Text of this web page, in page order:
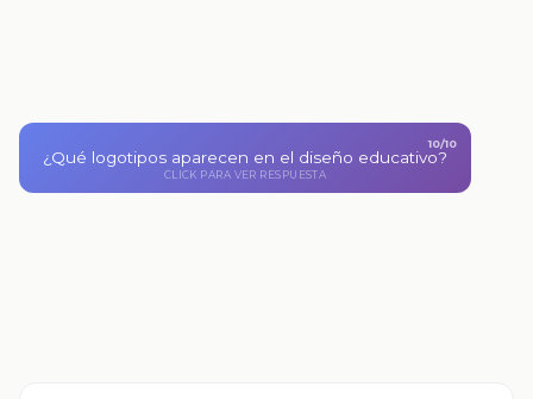
10/10
¿Qué logotipos aparecen en el diseño educativo?
CLICK PARA VER RESPUESTA
Los logotipos de 'Educación' y 'prende.mx'.
CLICK PARA VOLVER